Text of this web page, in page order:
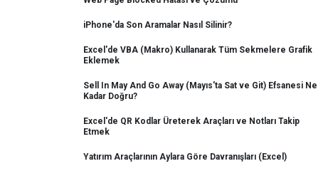
iPhone'da Son Aramalar Nasıl Silinir?
Excel'de VBA (Makro) Kullanarak Tüm Sekmelere Grafik
Eklemek
Sell In May And Go Away (Mayıs'ta Sat ve Git) Efsanesi Ne
Kadar Doğru?
Excel'de QR Kodlar Üreterek Araçları ve Notları Takip
Etmek
Yatırım Araçlarının Aylara Göre Davranışları (Excel)